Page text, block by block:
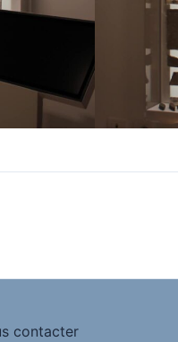
contacter